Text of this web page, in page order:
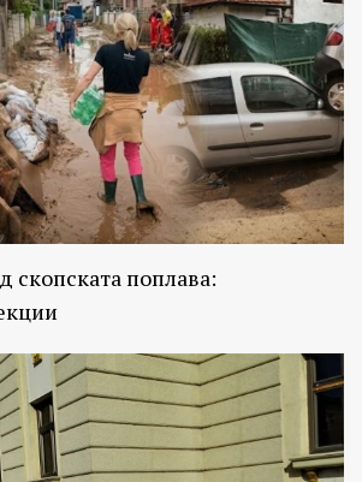
скопската поплава: